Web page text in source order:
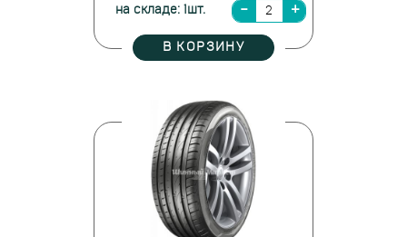
на складе: 1шт.
В КОРЗИНУ